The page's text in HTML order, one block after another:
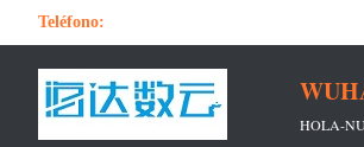
Teléfono:
HOLA-